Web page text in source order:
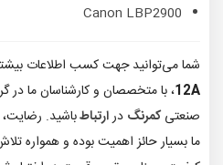
Canon LBP2900
شما می‌توانید جهت کسب اطلاعات
12A، با متخصصان و کارشناسان ما در
صنعتیکمرنگ درارتباطباشید.
ما بسیار حائز اهمیت بوده و همواره